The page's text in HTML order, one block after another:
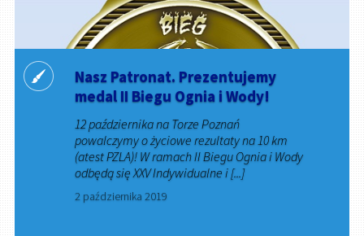
Nasz Patronat. Prezentujemy
medal II Biegu Ognia i Wody!
12 października na Torze Poznań
powalczymy o życiowe rezultaty na 10 km
(atest PZLA)! W ramach II Biegu Ognia i Wody
odbędą się XXV Indywidualne i [...]
2 października 2019